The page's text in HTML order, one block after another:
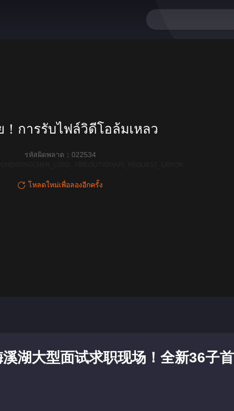
การรับไฟล์วิดีโอล้มเหลว
รหัสผิดพลาด：022534
โหลดใหม่เพื่อลองอีกครั้ง
湖大型面试求职现场！全新36子